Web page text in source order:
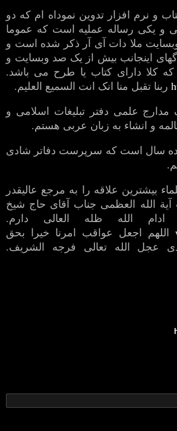
و نرم افزار تدوین نموداه ام که دو
و یکی رساله عملیه است که عموما
وبسایت ملا دات آی آر ذکر شده است و
اینجانب بیش از یک صد وبسایت و
کلا دارای کتاب یا طرح می باشد.
ربنا تقبل منا انک انت السمیع العلیم.
علمی دفتر تبلیغات اسلامی و
و انشاء به زبان عربی هستم.
سال است که سرپرست دفاتر شادی
بیشترین علاقه را به مرجع عالیقدر
الله العظمی جناب آقای حاج شیخ
الله ظله العالی دارم.
اللهم اجعل عواقب امرنا خیرا بحق
عجل الله تعالی فرجه الشریف.